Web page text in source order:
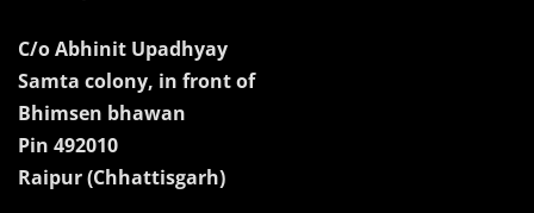
C/o Abhinit Upadhyay
Samta colony, in front of
Bhimsen bhawan
Pin 492010
Raipur (Chhattisgarh)